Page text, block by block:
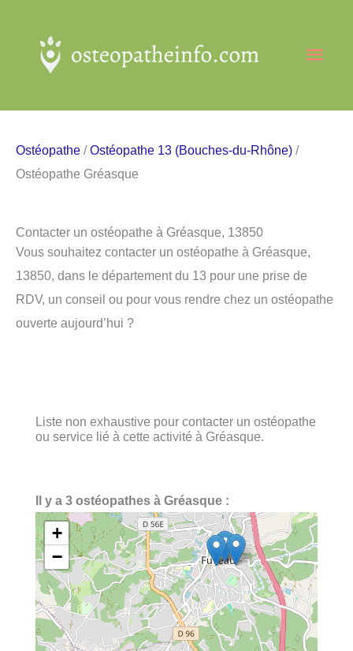
contenu
Ostéopathe /Ostéopathe 13 (Bouches-du-Rhône) /
Ostéopathe Gréasque
Contacter un ostéopathe à Gréasque, 13850
Vous souhaitez contacter un ostéopathe à Gréasque,
13850, dans le département du 13 pour une prise de
RDV, un conseil ou pour vous rendre chez un ostéopathe
ouverte aujourd’hui ?
Liste non exhaustive pour contacter un ostéopathe
ou service lié à cette activité à Gréasque.
Il y a 3 ostéopathes à Gréasque :
+
−